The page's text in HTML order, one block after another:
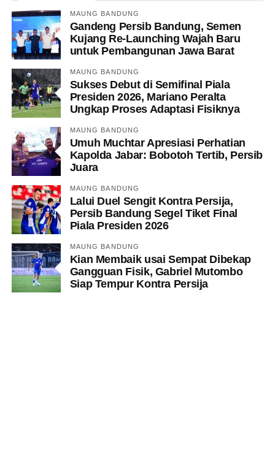
MAUNG BANDUNG
Gandeng Persib Bandung, Semen
Kujang Re-Launching Wajah Baru
untuk Pembangunan Jawa Barat
MAUNG BANDUNG
Sukses Debut di Semifinal Piala
Presiden 2026, Mariano Peralta
Ungkap Proses Adaptasi Fisiknya
MAUNG BANDUNG
Umuh Muchtar Apresiasi Perhatian
Kapolda Jabar: Bobotoh Tertib, Persib
Juara
MAUNG BANDUNG
Lalui Duel Sengit Kontra Persija,
Persib Bandung Segel Tiket Final
Piala Presiden 2026
MAUNG BANDUNG
Kian Membaik usai Sempat Dibekap
Gangguan Fisik, Gabriel Mutombo
Siap Tempur Kontra Persija